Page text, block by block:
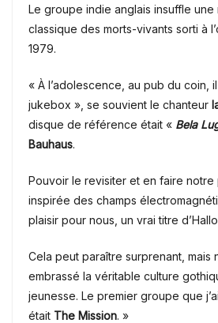
Le groupe indie anglais insuffle
classique des morts-vivants sorti à
1979.
« À l’adolescence, au pub du coin,
jukebox », se souvient le chanteur
disque de référence était « Bela
Bauhaus.
Pouvoir le revisiter et en faire
inspirée des champs
plaisir pour nous, un vrai titre
Cela peut paraître surprenant, mais
embrassé la véritable culture
jeunesse. Le premier groupe que
était The Mission. »